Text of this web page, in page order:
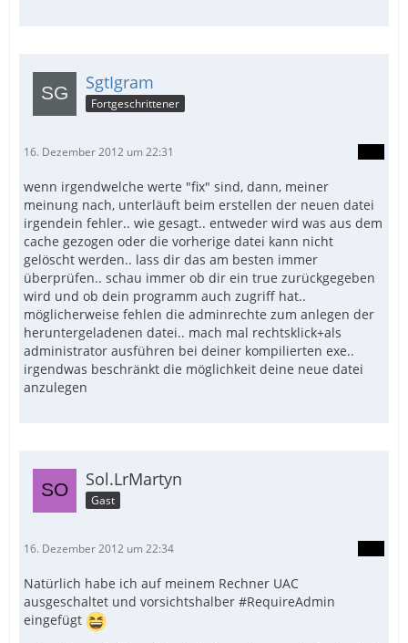
SgtIgram
Fortgeschrittener
16. Dezember 2012 um 22:31
wenn irgendwelche werte "fix" sind, dann, meiner
meinung nach, unterläuft beim erstellen der neuen datei
irgendein fehler.. wie gesagt.. entweder wird was aus dem
cache gezogen oder die vorherige datei kann nicht
gelöscht werden.. lass dir das am besten immer
überprüfen.. schau immer ob dir ein true zurückgegeben
wird und ob dein programm auch zugriff hat..
möglicherweise fehlen die adminrechte zum anlegen der
heruntergeladenen datei.. mach mal rechtsklick+als
administrator ausführen bei deiner kompilierten exe..
irgendwas beschränkt die möglichkeit deine neue datei
anzulegen
Sol.LrMartyn
Gast
16. Dezember 2012 um 22:34
Natürlich habe ich auf meinem Rechner UAC
ausgeschaltet und vorsichtshalber #RequireAdmin
eingefügt